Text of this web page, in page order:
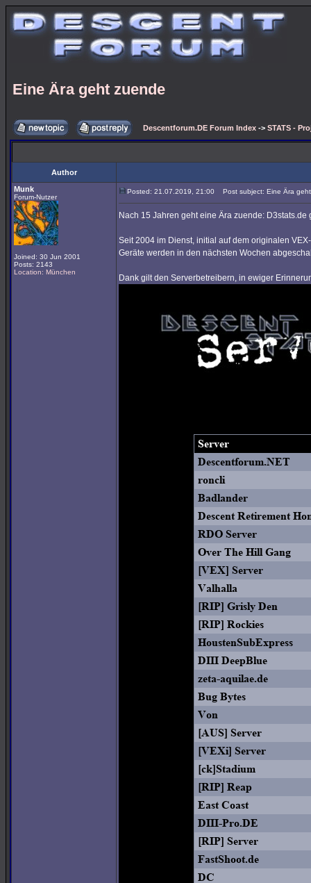
Eine Ära geht zuende
Descentforum.DE Forum Index -> STATS -
Author
Munk
Forum-Nutzer
Joined: 30 Jun 2001
Posts: 2143
Location: München
Posted: 21.07.2019, 21:00 Post subject: Eine Ära
Nach 15 Jahren geht eine Ära zuende:
Seit 2004 im Dienst, initial auf dem originalen
Geräte werden in den nächsten Wochen
Dank gilt den Serverbetreibern, in ewiger